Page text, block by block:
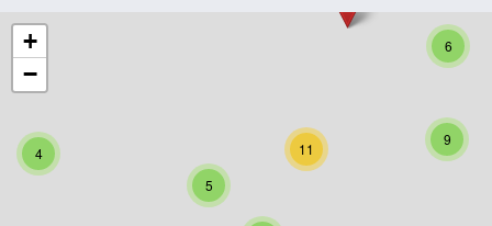
Kärnten
Niederösterreich
5
6
9
11
4
+
−